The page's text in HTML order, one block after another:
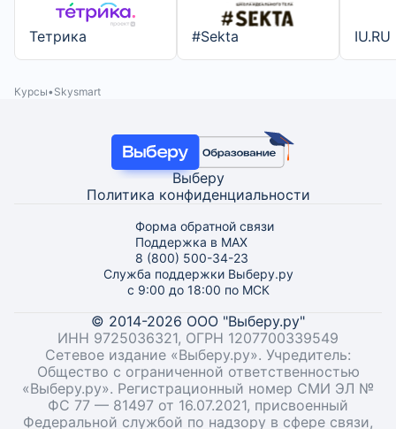
Тетрика #Sekta IU.RU
Курсы Skysmart
Выберу
Политика конфиденциальности
Форма обратной связи
Поддержка в MAX
8 (800) 500-34-23
Служба поддержки Выберу.ру
с 9:00 до 18:00 по МСК
© 2014-2026 ООО "Выберу.ру"
ИНН 9725036321, ОГРН 1207700339549
Сетевое издание «Выберу.ру». Учредитель:
Общество с ограниченной ответственностью
«Выберу.ру». Регистрационный номер СМИ ЭЛ №
ФС 77 — 81497 от 16.07.2021, присвоенный
Федеральной службой по надзору в сфере связи,